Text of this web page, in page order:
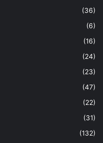
(36)
(6)
(16)
(24)
(23)
(47)
(22)
(31)
(132)